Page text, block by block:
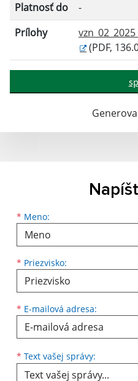
Platnosť do
-
Prílohy
(PDF,
* Meno:
Meno
* Priezvisko:
Priezvisko
* E-mailová adresa:
E-mailová adresa
* Text vašej správy: